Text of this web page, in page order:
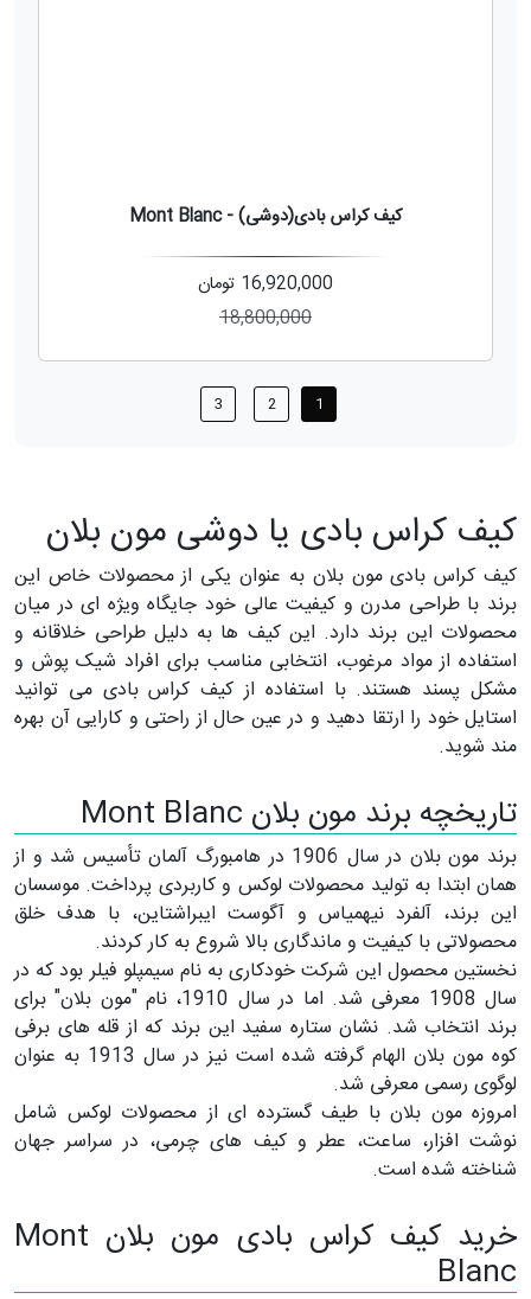
کیف کراس بادی(دوشی) - Mont Blanc
16,920,000 تومان
18,800,000
1
2
3
کیف کراس بادی یا دوشی مون بلان
کیف کراس بادی مون بلان به عنوان یکی از محصولات خاص این
برند با طراحی مدرن و کیفیت عالی خود جایگاه ویژه ای در میان
محصولات این برند دارد. این کیف ها به دلیل طراحی خلاقانه و
استفاده از مواد مرغوب، انتخابی مناسب برای افراد شیک پوش و
مشکل پسند هستند. با استفاده از کیف کراس بادی می توانید
استایل خود را ارتقا دهید و در عین حال از راحتی و کارایی آن بهره
مند شوید.
تاریخچه برند مون بلان Mont Blanc
برند مون بلان در سال 1906 در هامبورگ آلمان تأسیس شد و از
همان ابتدا به تولید محصولات لوکس و کاربردی پرداخت. موسسان
این برند، آلفرد نیهمیاس و آگوست ایبراشتاین، با هدف خلق
محصولاتی با کیفیت و ماندگاری بالا شروع به کار کردند.
نخستین محصول این شرکت خودکاری به نام سیمپلو فیلر بود که در
سال 1908 معرفی شد. اما در سال 1910، نام "مون بلان" برای
برند انتخاب شد. نشان ستاره سفید این برند که از قله های برفی
کوه مون بلان الهام گرفته شده است نیز در سال 1913 به عنوان
لوگوی رسمی معرفی شد.
امروزه مون بلان با طیف گسترده ای از محصولات لوکس شامل
نوشت افزار، ساعت، عطر و کیف های چرمی، در سراسر جهان
شناخته شده است.
خرید کیف کراس بادی مون بلان Mont
Blanc